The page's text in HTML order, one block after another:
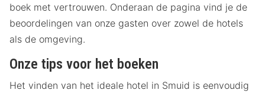
boek met vertrouwen. Onderaan de pagina vind je de
beoordelingen van onze gasten over zowel de hotels
als de omgeving.
Onze tips voor het boeken
Het vinden van het ideale hotel in Smuid is eenvoudig